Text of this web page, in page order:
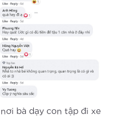
bà dạy con tập đi xe
tại Hà Nội
in” mới cực